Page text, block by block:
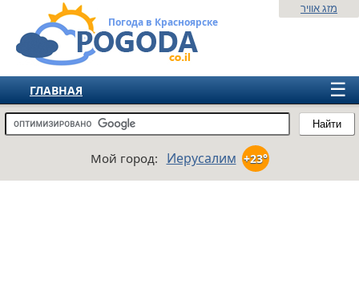
Погода в Красноярске
Найти
מזג אוויר
☰
ГЛАВНАЯ
ИЗРАИЛЬ
ЕВРОПА
Мой город: Иерусалим +23°